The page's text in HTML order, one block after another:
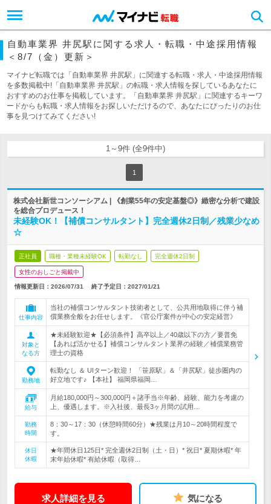
自動車業界 井尻駅に関する求人・転職・中途採用情報
＜8/7（金）更新＞
マイナビ転職では「自動車業界 井尻駅」に関連する転職・求人・中途採用情報
を多数掲載中!「自動車業界 井尻駅」の転職・求人情報を探しているあなたに
おすすめのお仕事を掲載しています。「自動車業界 井尻駅」に関連するキーワ
ードからも転職・求人情報をお探しいただけるので、あなたにぴったりのお仕
事を見つけてみてください!
1～9件 (全9件中)
1
株式会社新世コンソーシアム | 《創業55年の安定基盤◎》緻密な分析で建設
を総合プロデュース！
未経験OK！【補償コンサルタント】完全週休2日制／残業少なめ
☆
正社員 職種・業種未経験OK 転勤なし 完全週休2日制
女性のおしごと掲載中
情報更新日：2026/07/31 終了予定日： 2027/01/21
仕事内容
当社の補償コンサルタント技術者として、公共用地取得に伴う補
償業務全般をお任せします。《官公庁案件が中心の安定経営》
対象と
なる方
★未経験歓迎★【必須条件】高卒以上／40歳以下の方／要普免
【あれば活かせる】補償コンサルタント業界の経験／補償業務管
理士の資格
勤務地
転勤なし ＆ UIターン歓迎！ 「笹原駅」＆「井尻駅」徒歩圏内の
好立地です♪ 【本社】 福岡県福岡…
給与
月給180,000円～300,000円＋諸手当※年齢、経験、能力を考慮の
上、優遇します。※入社後、最長3ヶ月間の試用…
勤務
時間
8：30～17：30（休憩時間60分）★残業は月10～20時間程度で
す。
休日
休暇
★年間休日125日* 完全週休2日制（土・日）* 祝日* 夏期休暇* 年
末年始休暇* 有給休暇（取得…
求人詳細を見る 気になる